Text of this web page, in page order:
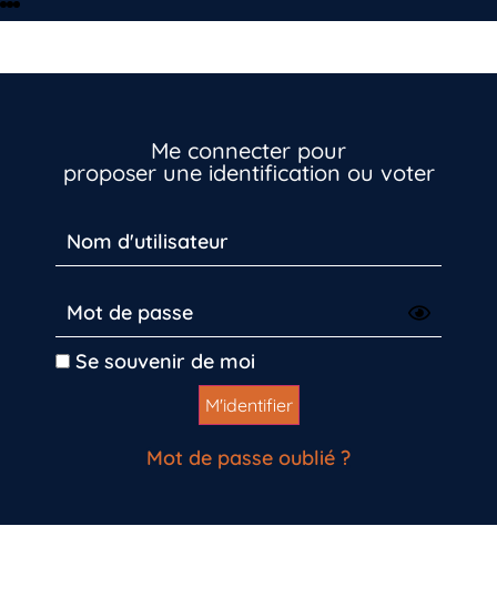
Me connecter pour
proposer une identification ou voter
Se souvenir de moi
Mot de passe oublié ?